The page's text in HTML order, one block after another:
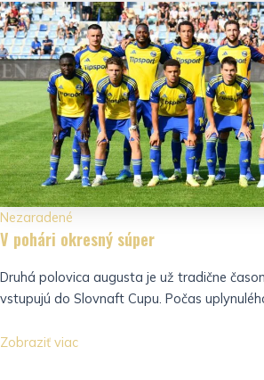
Nezaradené
V pohári okresný súper
Druhá polovica augusta je už tradične
vstupujú do Slovnaft Cupu. Počas uplynulého
Zobraziť viac